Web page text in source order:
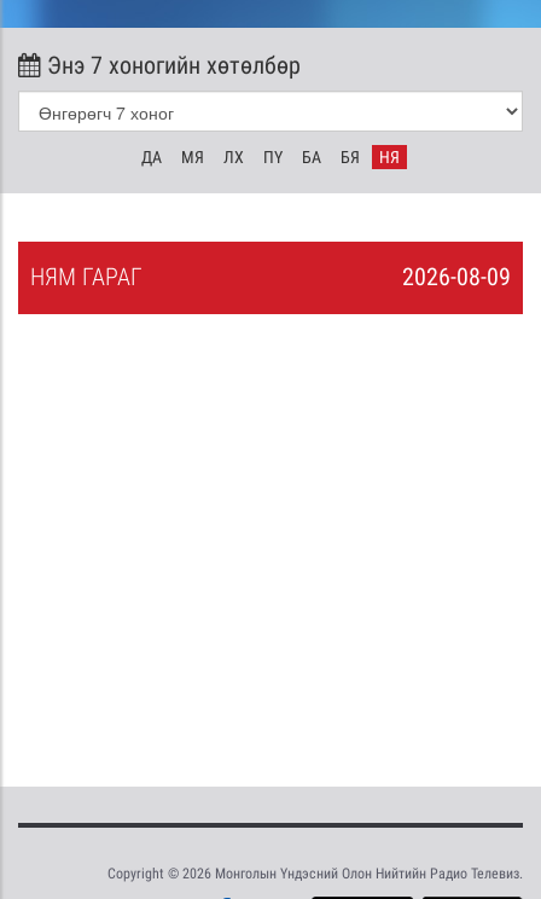
Энэ 7 хоногийн хөтөлбөр
ДА МЯ ЛХ ПҮ БА БЯ НЯ
2026-08-09
НЯМ ГАРАГ
Copyright © 2026 Монголын Үндэсний Олон Нийтийн Радио Телевиз.